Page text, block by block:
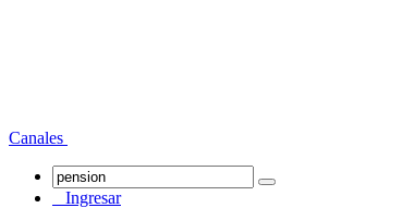
Canales
Ingresar